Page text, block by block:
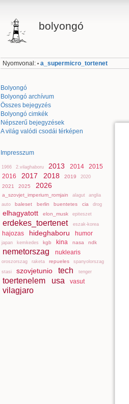
bolyongó
Nyomvonal: • a_supermicro_tortenet
Bolyongó
Bolyongó archívum
Összes bejegyzés
Bolyongó cimkék
Népszerű bejegyzések
A világ valódi csodái térképen
Impresszum
1966 2.vilaghaboru 2013 2014
2015
2016
2017 2018 2019 2020
2021 2025 2026
a_szovjet_imperium_romjain alagut
anglia
auto
baleset berlin buentetes cia drog
elhagyatott elon_musk epiteszet
erdekes_toertenet eszak-korea
hajozas hideghaboru humor
japan kemkedes kgb kina nasa ndk
nemetorszag nuklearis
oroszorszag raketa repueles
spanyolorszag
stasi
szovjetunio tech tenger
toertenelem usa vasut
vilagjaro